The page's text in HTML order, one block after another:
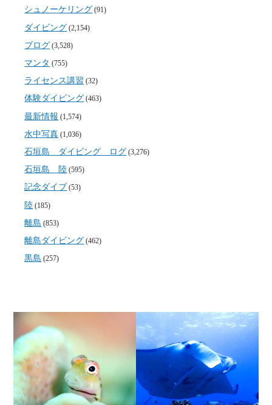
シュノーケリング (91)
ダイビング (2,154)
ブログ (3,528)
マンタ (755)
ライセンス講習 (32)
体験ダイビング (463)
最新情報 (1,574)
水中写真 (1,036)
石垣島 ダイビング ログ (3,276)
石垣島 陸 (595)
記念ダイブ (53)
陸 (185)
離島 (853)
離島ダイビング (462)
黒島 (257)